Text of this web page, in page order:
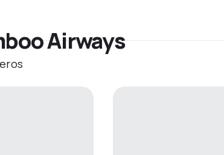
Airways